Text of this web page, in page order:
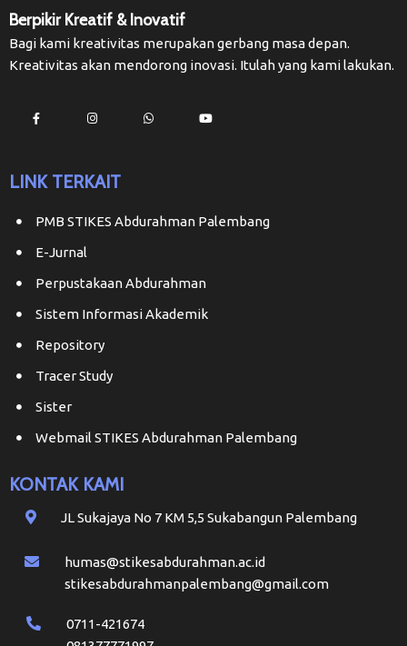
Berpikir Kreatif & Inovatif
Bagi kami kreativitas merupakan gerbang masa depan.
Kreativitas akan mendorong inovasi. Itulah yang kami lakukan.
LINK TERKAIT
PMB STIKES Abdurahman Palembang
E-Jurnal
Perpustakaan Abdurahman
Sistem Informasi Akademik
Repository
Tracer Study
Sister
Webmail STIKES Abdurahman Palembang
KONTAK KAMI
JL Sukajaya No 7 KM 5,5 Sukabangun Palembang
humas@stikesabdurahman.ac.id
stikesabdurahmanpalembang@gmail.com
0711-421674